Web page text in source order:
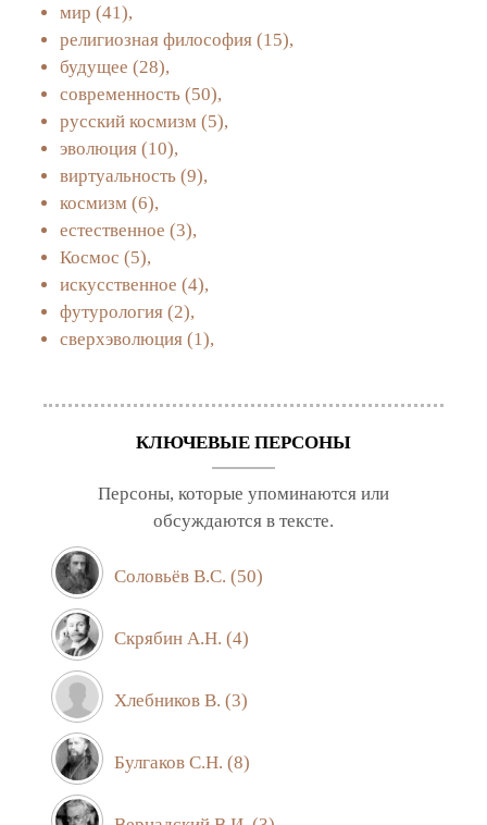
мир (41),
религиозная философия (15),
будущее (28),
современность (50),
русский космизм (5),
эволюция (10),
виртуальность (9),
космизм (6),
естественное (3),
Космос (5),
искусственное (4),
футурология (2),
сверхэволюция (1),
КЛЮЧЕВЫЕ ПЕРСОНЫ
Персоны, которые упоминаются или
обсуждаются в тексте.
Соловьёв В.С. (50)
Скрябин А.Н. (4)
Хлебников В. (3)
Булгаков С.Н. (8)